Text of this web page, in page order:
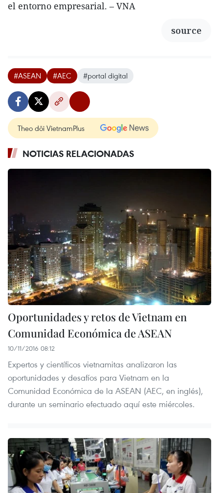
el entorno empresarial. – VNA
source
#ASEAN #AEC #portal digital
Theo dõi VietnamPlus
NOTICIAS RELACIONADAS
Oportunidades y retos de Vietnam en
Comunidad Económica de ASEAN
10/11/2016 08:12
Expertos y científicos vietnamitas analizaron las
oportunidades y desafíos para Vietnam en la
Comunidad Económica de la ASEAN (AEC, en inglés),
durante un seminario efectuado aquí este miércoles.